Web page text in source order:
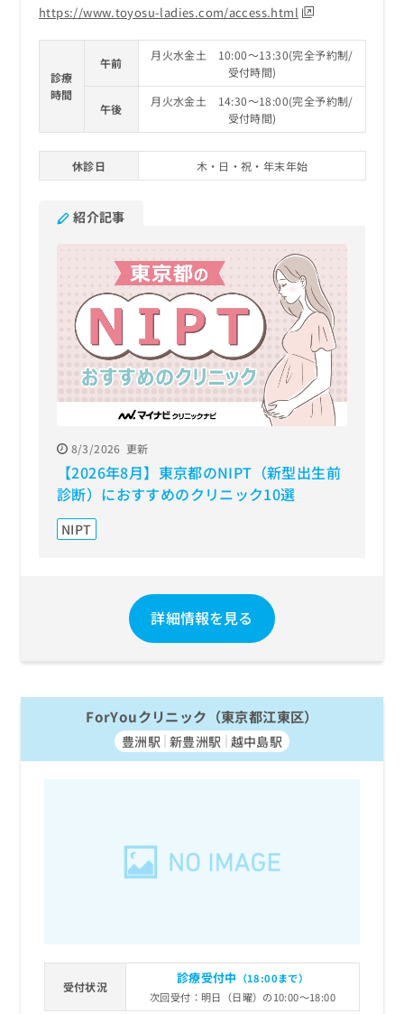
https://www.toyosu-ladies.com/access.html
診療
時間
午前
月火水金土 10:00～13:30(完全予約制/
受付時間)
午後
月火水金土 14:30～18:00(完全予約制/
受付時間)
休診日 木・日・祝・年末年始
紹介記事
8/3/2026 更新
【2026年8月】東京都のNIPT（新型出生前
診断）におすすめのクリニック10選
NIPT
詳細情報を見る
ForYouクリニック（東京都江東区）
豊洲駅 新豊洲駅 越中島駅
受付状況
診療受付中 （18:00まで）
次回受付：明日（日曜）の10:00～18:00